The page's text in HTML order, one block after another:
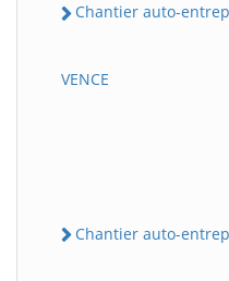
Chantier auto-
VENCE
Chantier auto-